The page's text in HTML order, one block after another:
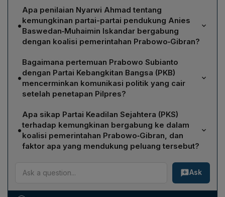
•
Apa penilaian Nyarwi Ahmad tentang
kemungkinan partai-partai pendukung Anies
Baswedan‑Muhaimin Iskandar bergabung
dengan koalisi pemerintahan Prabowo‑Gibran?
Nyarwi menilai bahwa partai-partai di belakang
Anies‑Muhaimin sudah sangat cair, sehingga ada
peluang nyata untuk bergabung dengan pemerintahan
Prabowo‑Gibran. Ia melihat isyarat tersebut dari
pemenang Pilpres 2024 serta dari interaksi politik yang
terjadi sesudahnya, yang mengindikasikan
kemungkinan penjajakan koalisi pascapilpres.
•
Bagaimana pertemuan Prabowo Subianto
dengan Partai Kebangkitan Bangsa (PKB)
mencerminkan komunikasi politik yang cair
setelah penetapan Pilpres?
Setelah penetapan, Prabowo langsung menyambangi
kantor DPP PKB dan disambut hangat oleh Ketua Umum
Muhaimin Iskandar, bahkan dengan karpet merah.
Kedatangan itu dikabarkan atas undangan PKB,
baik sebagai penjajakan koalisi maupun diskusi agenda
masing‑masing.
•
Apa sikap Partai Keadilan Sejahtera (PKS)
terhadap kemungkinan bergabung ke dalam
koalisi pemerintahan Prabowo‑Gibran, dan
faktor apa yang mendukung peluang tersebut?
PKS belum menunjukkan keputusan bulat untuk
bergabung, karena sebagian pengurus merasa
nyaman berada di luar pemerintahan atau menjadi
Ask